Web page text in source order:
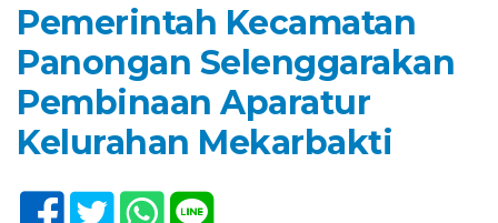
Pemerintah Kecamatan
Panongan Selenggarakan
Pembinaan Aparatur
Kelurahan Mekarbakti